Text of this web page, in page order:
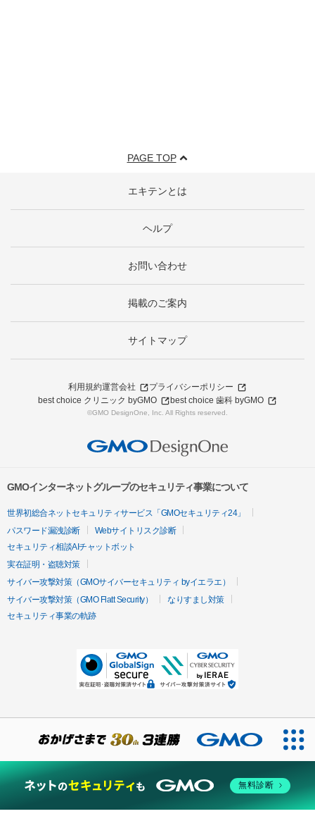
PAGE TOP
エキテンとは
ヘルプ
お問い合わせ
掲載のご案内
サイトマップ
利用規約運営会社
プライバシーポリシー
best choice クリニック byGMO
best choice 歯科 byGMO
©GMO DesignOne, Inc. All Rights reserved.
GMOインターネットグループのセキュリティ事業について
世界初総合ネットセキュリティサービス「GMOセキュリティ24」
パスワード漏洩診断
Webサイトリスク診断
セキュリティ相談AIチャットボット
実在証明・盗聴対策
サイバー攻撃対策（GMOサイバーセキュリティ byイエラエ）
サイバー攻撃対策（GMO Flatt Security）
なりすまし対策
セキュリティ事業の軌跡
無料診断